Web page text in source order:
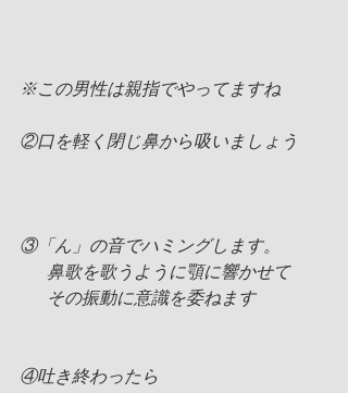
※この男性は親指でやってますね
②口を軽く閉じ鼻から吸いましょう
③「ん」の音でハミングします。
鼻歌を歌うように顎に響かせて
その振動に意識を委ねます
④吐き終わったら